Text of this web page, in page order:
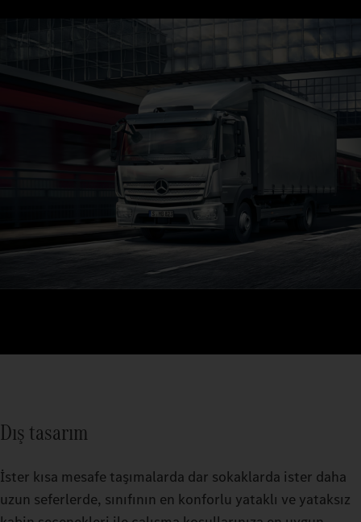
Dış tasarım
İster kısa mesafe taşımalarda dar sokaklarda ister daha
uzun seferlerde, sınıfının en konforlu yataklı ve yataksız